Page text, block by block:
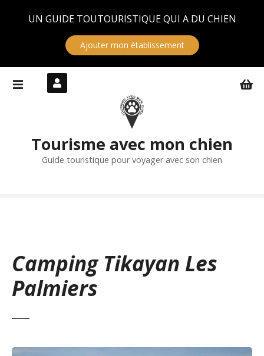
UN GUIDE TOUTOURISTIQUE QUI A DU CHIEN
Ajouter mon établissement
Tourisme avec mon chien
Guide touristique pour voyager avec son chien
Camping Tikayan Les
Palmiers